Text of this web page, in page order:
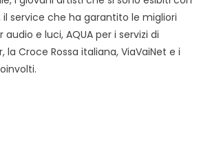
service che ha garantito le migliori
e luci, AQUA per i servizi di
la Croce Rossa italiana, ViaVaiNet e i